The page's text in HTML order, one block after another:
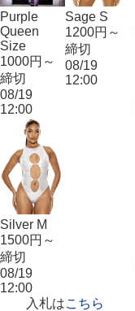
Purple
Queen
Size
1000円～
締切
08/19
12:00
Sage S
1200円～
締切
08/19
12:00
Silver M
1500円～
締切
08/19
12:00
入札はこちら